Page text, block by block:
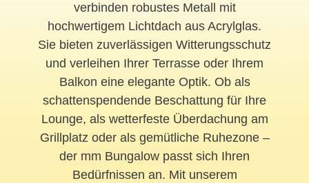
verbinden robustes Metall mit
hochwertigem Lichtdach aus Acrylglas.
Sie bieten zuverlässigen Witterungsschutz
und verleihen Ihrer Terrasse oder Ihrem
Balkon eine elegante Optik. Ob als
schattenspendende Beschattung für Ihre
Lounge, als wetterfeste Überdachung am
Grillplatz oder als gemütliche Ruhezone –
der mm Bungalow passt sich Ihren
Bedürfnissen an. Mit unserem